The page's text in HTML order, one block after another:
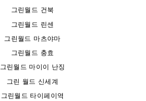
그린월드 건북
그린월드 린센
그린월드 마츠야마
그린월드 충효
그린월드 마이이 난징
그린 월드 신세계
그린월드 타이페이역